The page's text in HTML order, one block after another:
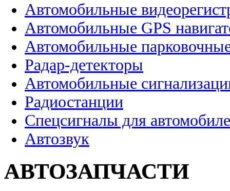
Автомобильные
Автомобильные GPS
Автомобильные
Радар-детекторы
Автомобильные
Радиостанции
Спецсигналы для
Автозвук
АВТОЗАПЧАСТИ